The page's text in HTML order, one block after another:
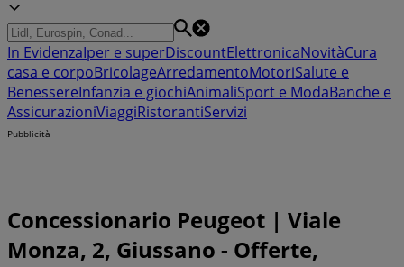
In EvidenzaIper e superDiscountElettronicaNovitàCura
casa e corpoBricolageArredamentoMotoriSalute e
BenessereInfanzia e giochiAnimaliSport e ModaBanche e
AssicurazioniViaggiRistorantiServizi
Pubblicità
Concessionario Peugeot | Viale
Monza, 2, Giussano - Offerte,